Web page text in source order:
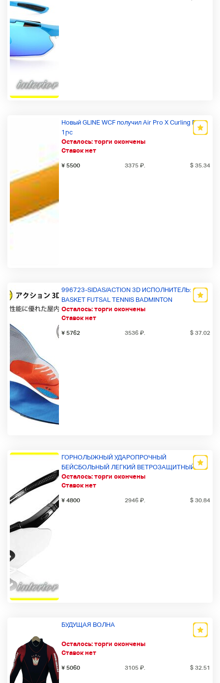
Осталось: торги окончены
Ставок нет
Новый GLINE WCF получил Air Pro X Curling Pad
1pc
¥ 5500 3375 ₽. $ 35.34
Осталось: торги окончены
Ставок нет
996723-SIDAS/ACTION 3D ИСПОЛНИТЕЛЬ:
BASKET FUTSAL TENNIS BADMINTON
¥ 5762 3536 ₽. $ 37.02
Осталось: торги окончены
Ставок нет
ГОРНОЛЫЖНЫЙ УДАРОПРОЧНЫЙ
БЕЙСБОЛЬНЫЙ ЛЕГКИЙ ВЕТРОЗАЩИТНЫЙ
ДЕНЬ И НОЧЬ ИСПОЛЬЗУЙТЕ ОЧКИ UV CUT
COLORED LENS СПОРТ МУЖСКИЕ
СОЛНЦЕЗАЩИТНЫЕ ОЧКИ ВЕЛОСИПЕД
¥ 4800 2946 ₽. $ 30.84
Осталось: торги окончены
Ставок нет
БУДУЩАЯ ВОЛНА
¥ 5060 3105 ₽. $ 32.51